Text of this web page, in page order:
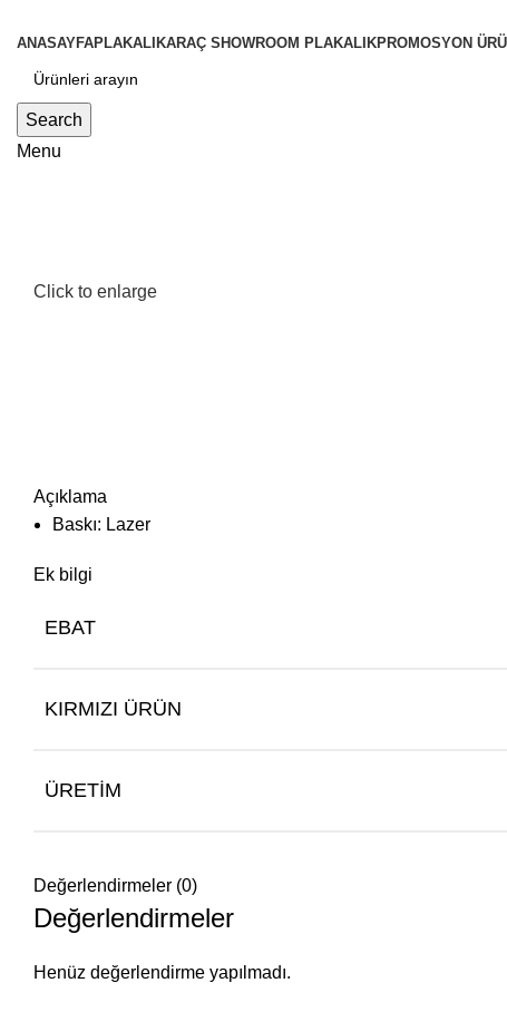
ANASAYFAPLAKALIKARAÇ SHOWROOM PLAKALIKPROMOSYON
Search
Menu
Click to enlarge
Açıklama
Baskı: Lazer
Ek bilgi
EBAT
KIRMIZI ÜRÜN
ÜRETIM
Değerlendirmeler (0)
Değerlendirmeler
Henüz değerlendirme yapılmadı.